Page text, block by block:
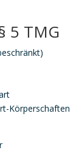
5 TMG
Körperschaften